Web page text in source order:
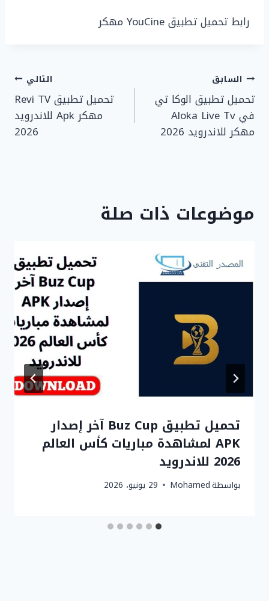
رابط تحميل تطبيق YouCine مهكر
تصفّح
المقالات
السابق
تحميل تطبيق الوكا تي
في Aloka Live Tv
مهكر للاندرويد 2026
التالي
تحميل تطبيق Revi TV
مهكر Apk للاندرويد
2026
موضوعات ذات صلة
تحميل تطبيق Buz Cup آخر إصدار
APK لمشاهدة مباريات كأس العالم
2026 للاندرويد
بواسطةMohamed 29 يونيو، 2026